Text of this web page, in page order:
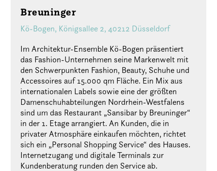
Breuninger
Kö-Bogen, Königsallee 2, 40212 Düsseldorf
Im Architektur-Ensemble Kö-Bogen präsentiert
das Fashion-Unternehmen seine Markenwelt mit
den Schwerpunkten Fashion, Beauty, Schuhe und
Accessoires auf 15.000 qm Fläche. Ein Mix aus
internationalen Labels sowie eine der größten
Damenschuhabteilungen Nordrhein-Westfalens
sind um das Restaurant „Sansibar by Breuninger“
in der 1. Etage arrangiert. An Kunden, die in
privater Atmosphäre einkaufen möchten, richtet
sich ein „Personal Shopping Service“ des Hauses.
Internetzugang und digitale Terminals zur
Kundenberatung runden den Service ab.